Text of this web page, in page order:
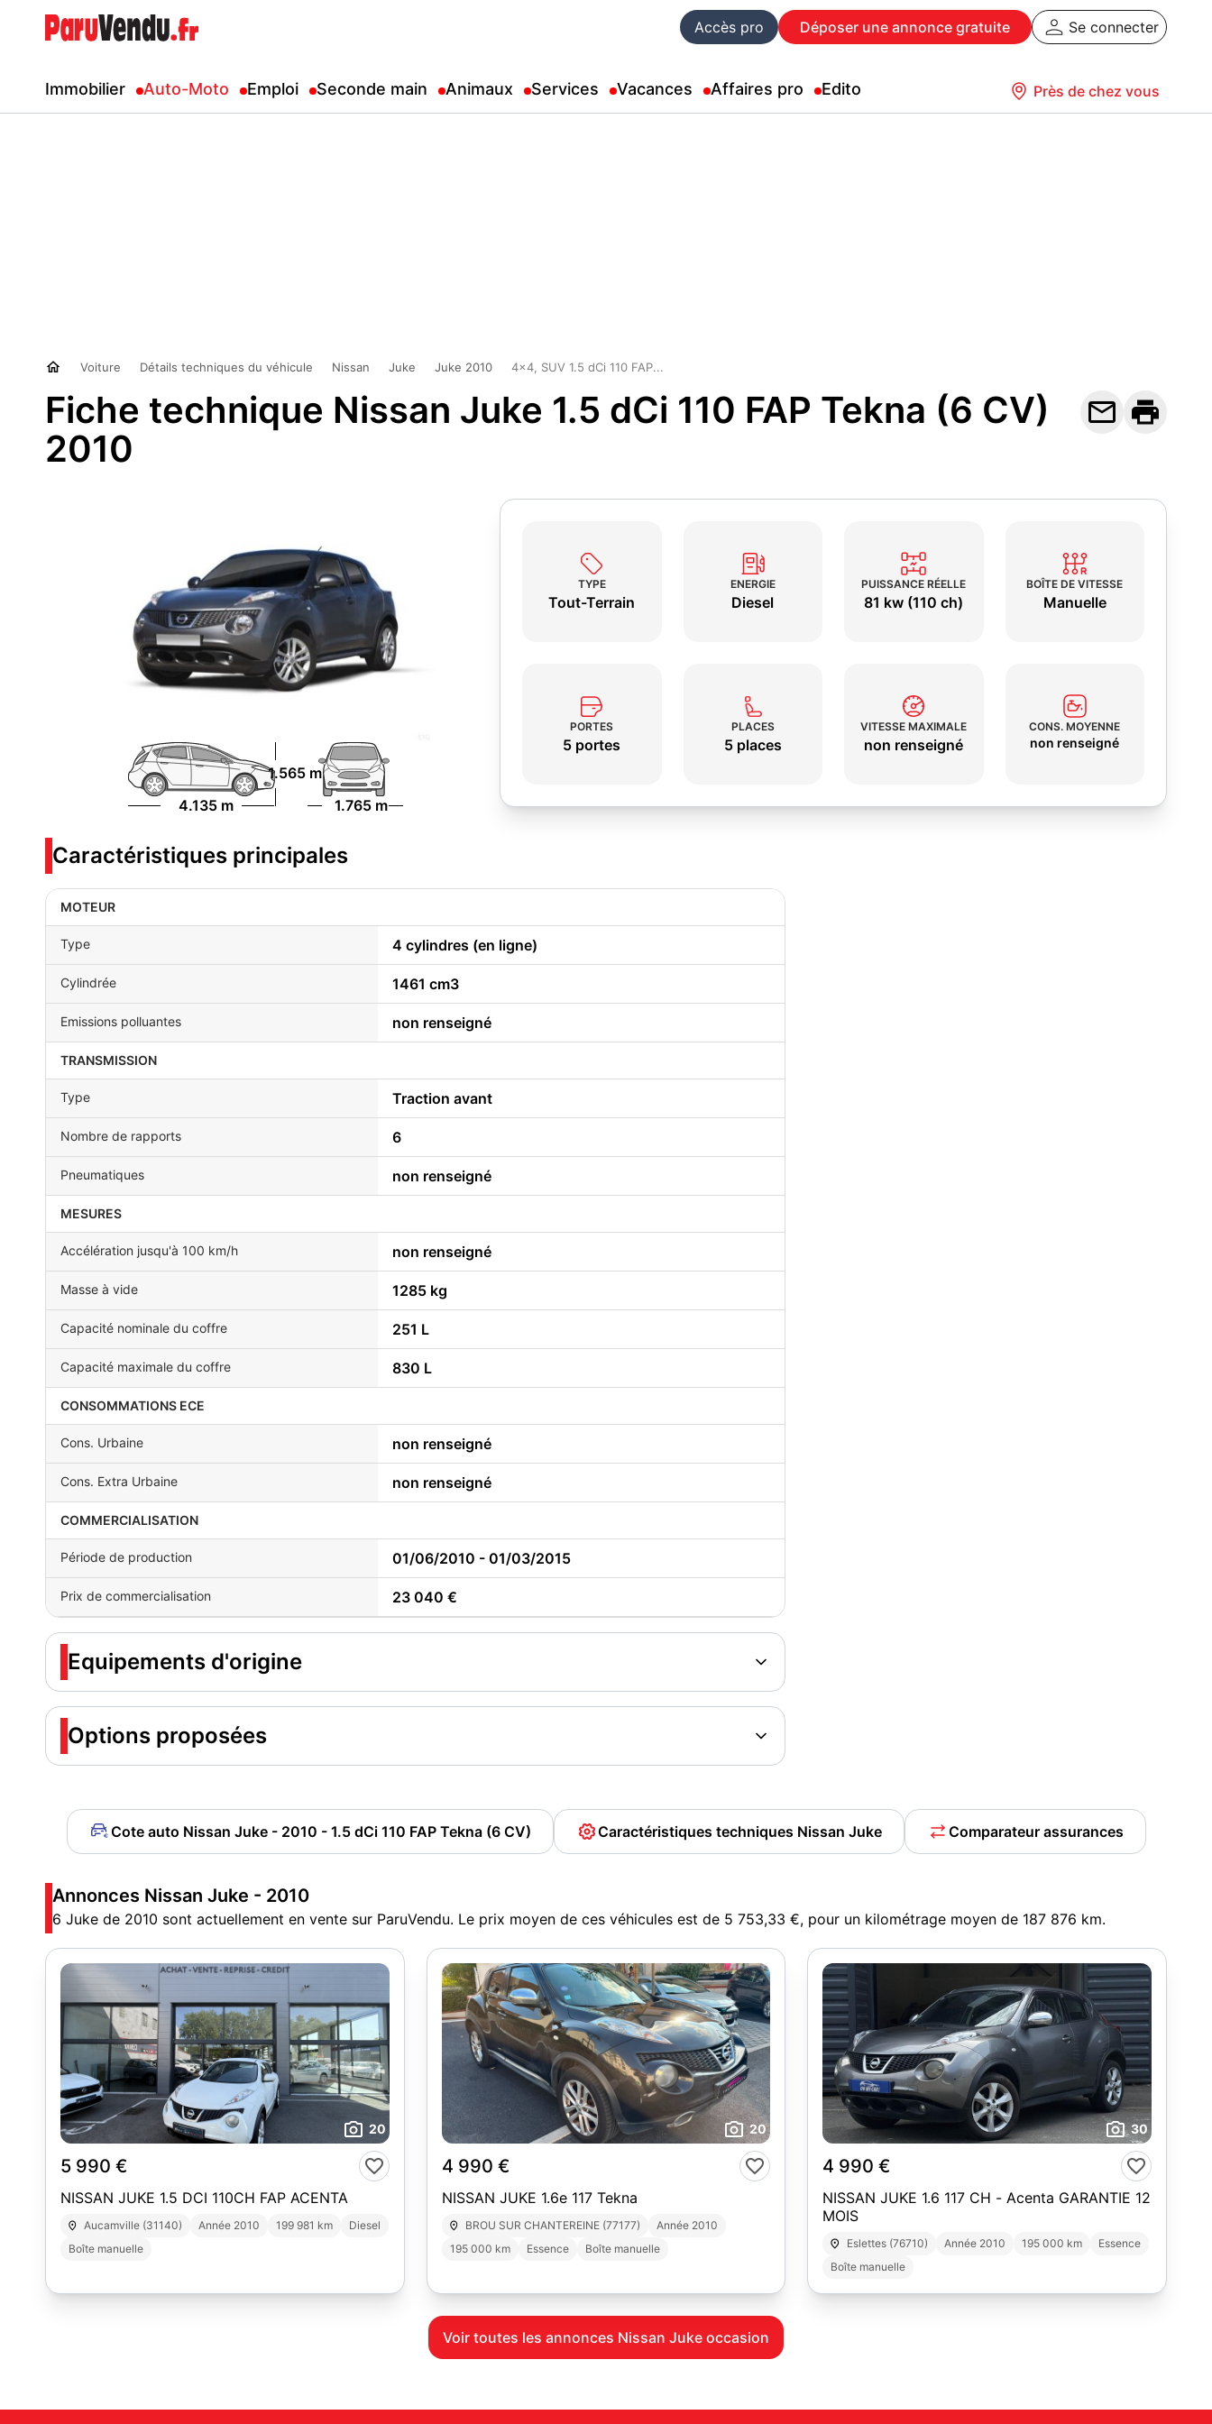
Accès pro Déposer une annonce gratuite Se connecter
Immobilier Auto-Moto Emploi Seconde main Animaux Services Vacances Affaires pro Edito Près de chez vous
Voiture Détails techniques du véhicule Nissan Juke Juke 2010 4x4, SUV 1.5 dCi 110 FAP...
Fiche technique Nissan Juke 1.5 dCi 110 FAP Tekna (6 CV)
2010
 
4.135 m 1.765 m
1.565 m
TYPE
Tout-Terrain
ENERGIE
Diesel
PUISSANCE RÉELLE
81 kw (110 ch)
BOÎTE DE VITESSE
Manuelle
PORTES
5 portes
PLACES
5 places
VITESSE MAXIMALE
non renseigné
CONS. MOYENNE
non renseigné
Caractéristiques principales
MOTEUR
Type 4 cylindres (en ligne)
Cylindrée 1461 cm3
Emissions polluantes non renseigné
TRANSMISSION
Type Traction avant
Nombre de rapports 6
Pneumatiques non renseigné
MESURES
Accélération jusqu'à 100 km/h non renseigné
Masse à vide 1285 kg
Capacité nominale du coffre 251 L
Capacité maximale du coffre 830 L
CONSOMMATIONS ECE
Cons. Urbaine non renseigné
Cons. Extra Urbaine non renseigné
COMMERCIALISATION
Période de production 01/06/2010 - 01/03/2015
Prix de commercialisation 23 040 €
Equipements d'origine
Options proposées
Cote auto Nissan Juke - 2010 - 1.5 dCi 110 FAP Tekna (6 CV) Caractéristiques techniques Nissan Juke Comparateur assurances
Annonces Nissan Juke - 2010
6 Juke de 2010 sont actuellement en vente sur ParuVendu. Le prix moyen de ces véhicules est de 5 753,33 €, pour un kilométrage moyen de 187 876 km.
20
5 990 €
NISSAN JUKE 1.5 DCI 110CH FAP ACENTA
Aucamville (31140) Année 2010 199 981 km
Diesel
Boîte manuelle
20
4 990 €
NISSAN JUKE 1.6e 117 Tekna
BROU SUR CHANTEREINE (77177)
Année 2010
195 000 km
Essence Boîte manuelle
30
4 990 €
NISSAN JUKE 1.6 117 CH - Acenta GARANTIE 12
MOIS
Eslettes (76710) Année 2010 195 000 km
Essence
Boîte manuelle
Voir toutes les annonces Nissan Juke occasion